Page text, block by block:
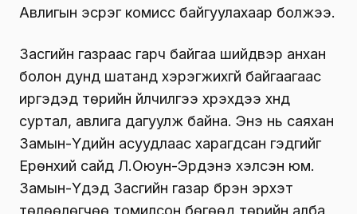
Авлигын эсрэг комисс байгуулахаар болжээ.
Засгийн газраас гарч байгаа шийдвэр анхан
болон дунд шатанд хэрэгжихгүй байгаагаас
иргэдэд төрийн үйлчилгээ хүрэхдээ хүнд
суртал, авлига дагуулж байна. Энэ нь саяхан
Замын-Үүдийн асуудлаас харагдсан гэдгийг
Ерөнхий сайд Л.Оюун-Эрдэнэ хэлсэн юм.
Замын-Үүдэд Засгийн газар бүрэн эрхэт
төлөөлөгчөө томилсон бөгөөд төрийн алба